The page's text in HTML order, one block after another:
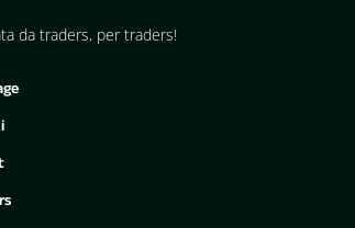
da traders, per traders!